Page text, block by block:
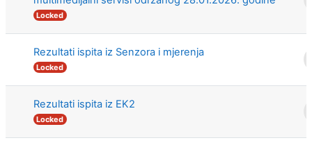
Locked
Rezultati ispita iz Senzora i mjerenja
Locked
Rezultati ispita iz EK2
Locked